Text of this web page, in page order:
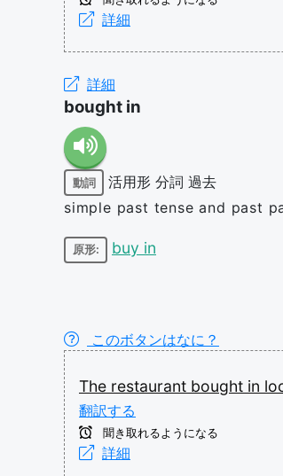
詳細
詳細
bought in
動詞 活用形 分詞 過去
simple past tense and past
原形: buy in
このボタンはなに？
The restaurant bought in
翻訳する
聞き取れるようになる
詳細